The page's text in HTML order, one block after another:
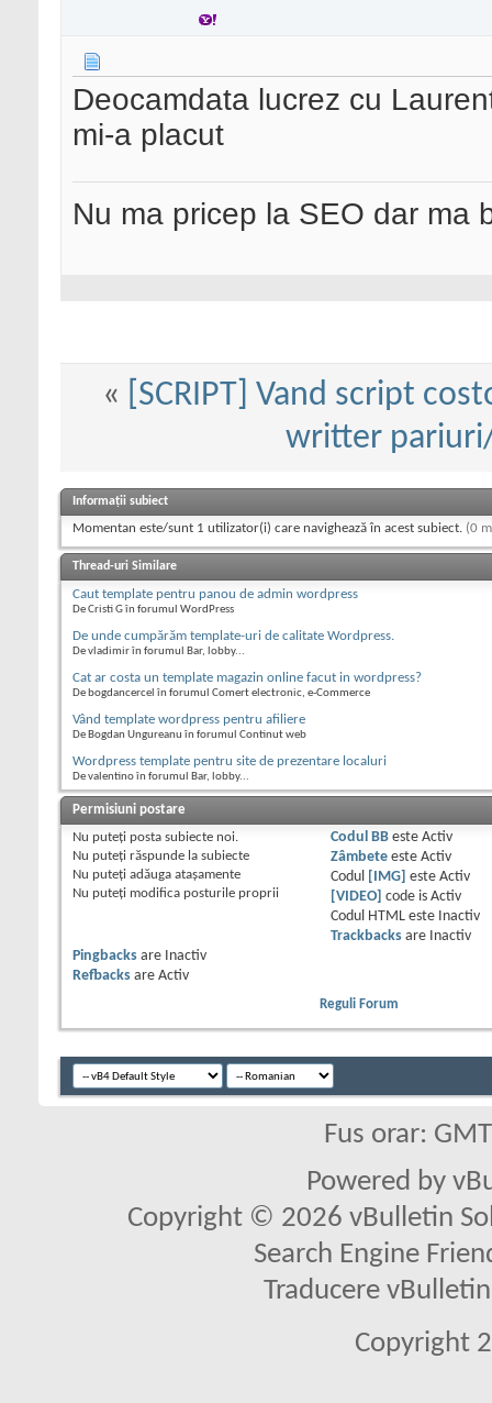
Deocamdata lucrez cu
mi-a placut
Nu ma pricep la SEO dar ma
«
[SCRIPT] Vand script
writter
Informații subiect
Momentan este/sunt 1 utilizator(i) care navighează în acest subiect. (0
Thread-uri Similare
Caut template pentru panou de admin wordpress
De Cristi G în forumul WordPress
De unde cumpărăm template-uri de calitate Wordpress.
De vladimir în forumul Bar, lobby...
Cat ar costa un template magazin online facut in wordpress?
De bogdancercel în forumul Comert electronic, e-Commerce
Vând template wordpress pentru afiliere
De Bogdan Ungureanu în forumul Continut web
Wordpress template pentru site de prezentare localuri
De valentino în forumul Bar, lobby...
Permisiuni postare
Nu puteţi posta subiecte noi.
Nu puteţi răspunde la subiecte
Nu puteţi adăuga ataşamente
Nu puteţi modifica posturile proprii
Codul BBeste Activ
Zâmbeteeste Activ
Codul
[IMG] este Activ
[VIDEO]
code is Activ
Codul HTML este
Inactiv
Trackbacksare
Inactiv
Pingbacks are
Inactiv
Refbacks are Activ
Reguli Forum
Fus orar:
Powered by
Copyright © 2026 vBulletin
Search Engine
Traducere
Copyright